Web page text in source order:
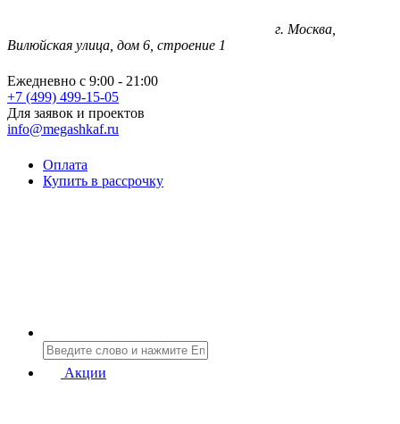
г. Москва,
Вилюйская улица, дом 6, строение 1
Ежедневно с 9:00 - 21:00
+7 (499) 499-15-05
Для заявок и проектов
info@megashkaf.ru
Оплата
Купить в рассрочку
Акции